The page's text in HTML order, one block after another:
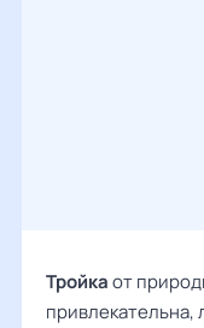
Тройкаот
привлекательна,